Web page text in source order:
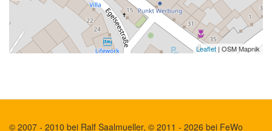
Leaflet | OSM Mapnik
© 2007 - 2010 bei Ralf Saalmueller, © 2011 - 2026 bei FeWo